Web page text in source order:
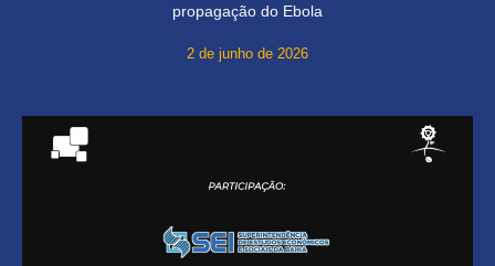
propagação do Ebola
2 de junho de 2026